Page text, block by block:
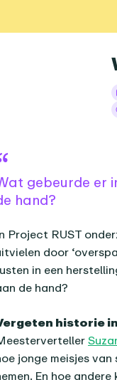
gebeurde er
hand?
Project RUST
door
in een
de hand?
historie
jonge meisjes
En hoe